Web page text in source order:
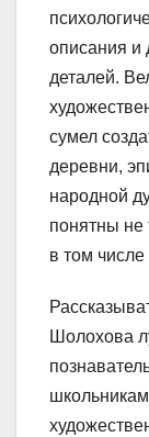
описания и
деталей.
сумел
деревни,
народной
понятны не
в том
Шолохова
школьникам